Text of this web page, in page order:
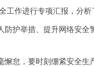
作进行专项汇报，分
护举措、提升网络安
怠，要时刻绷紧安全